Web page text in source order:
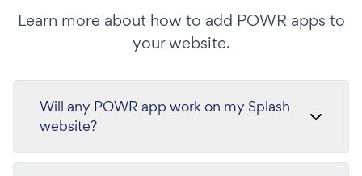
Learn more about how to add POWR apps to
your website.
Will any POWR app work on my Splash
website?